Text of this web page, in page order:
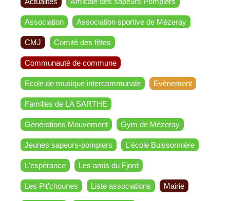
Association Association sportive de Mézeray
CMJ Comité des fêtes
Communauté de commune
Ecole de musique intercommunale Evènement
Familles de LA SARTHE
Générations Mouvement Gym de Mézeray
Jeunes sapeurs-pompiers L'école Buissonnière
L'espérance Les amis du Fjord
Les Pit'chounes Liste associations Mairie